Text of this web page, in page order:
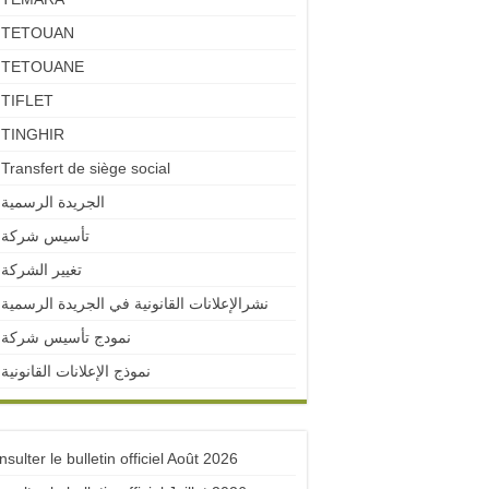
TETOUAN
TETOUANE
TIFLET
TINGHIR
Transfert de siège social
الجريدة الرسمية
تأسيس شركة
تغيير الشركة
نشرالإعلانات القانونية في الجريدة الرسمية
نمودج تأسيس شركة
نموذج الإعلانات القانونية
le bulletin officiel Août 2026